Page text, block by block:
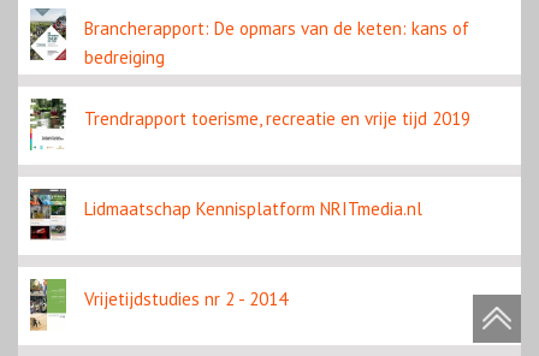
Brancherapport: De opmars van de keten: kans of
bedreiging
Trendrapport toerisme, recreatie en vrije tijd 2019
Lidmaatschap Kennisplatform NRITmedia.nl
Vrijetijdstudies nr 2 - 2014